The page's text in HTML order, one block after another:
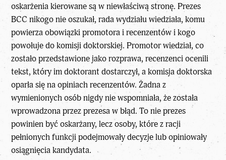
oskarżenia kierowane są w niewłaściwą stronę. Prezes
BCC nikogo nie oszukał, rada wydziału wiedziała, komu
powierza obowiązki promotora i recenzentów i kogo
powołuje do komisji doktorskiej. Promotor wiedział, co
zostało przedstawione jako rozprawa, recenzenci ocenili
tekst, który im doktorant dostarczył, a komisja doktorska
oparła się na opiniach recenzentów. Żadna z
wymienionych osób nigdy nie wspomniała, że została
wprowadzona przez prezesa w błąd. To nie prezes
powinien być oskarżany, lecz osoby, które z racji
pełnionych funkcji podejmowały decyzje lub opiniowały
osiągnięcia kandydata.